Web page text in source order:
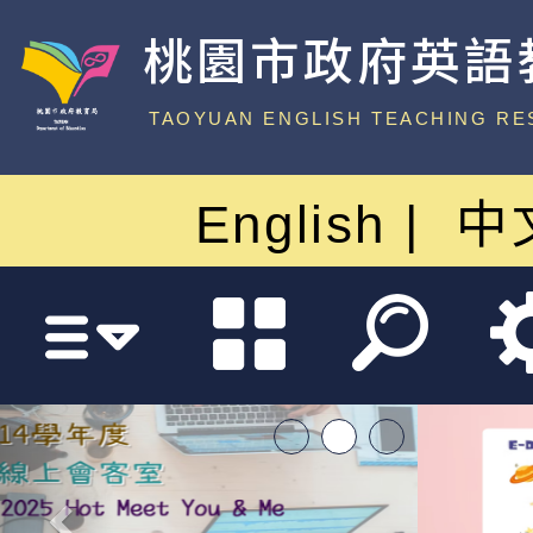
桃園市政府英
中心
TAOYUAN ENGLISH TEACHING
English 中